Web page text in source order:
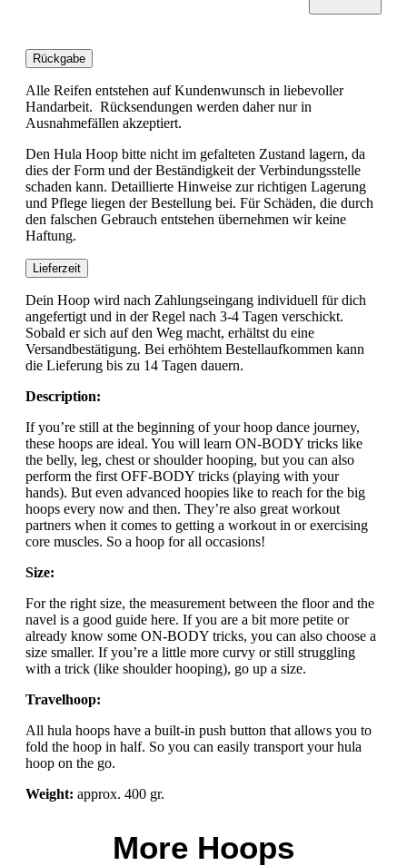
Rückgabe
Alle Reifen entstehen auf Kundenwunsch in liebevoller
Handarbeit. Rücksendungen werden daher nur in
Ausnahmefällen akzeptiert.
Den Hula Hoop bitte nicht im gefalteten Zustand lagern, da
dies der Form und der Beständigkeit der Verbindungsstelle
schaden kann. Detaillierte Hinweise zur richtigen Lagerung
und Pflege liegen der Bestellung bei. Für Schäden, die durch
den falschen Gebrauch entstehen übernehmen wir keine
Haftung.
Lieferzeit
Dein Hoop wird nach Zahlungseingang individuell für dich
angefertigt und in der Regel nach 3-4 Tagen verschickt.
Sobald er sich auf den Weg macht, erhältst du eine
Versandbestätigung. Bei erhöhtem Bestellaufkommen kann
die Lieferung bis zu 14 Tagen dauern.
Description:
If you’re still at the beginning of your hoop dance journey,
these hoops are ideal. You will learn ON-BODY tricks like
the belly, leg, chest or shoulder hooping, but you can also
perform the first OFF-BODY tricks (playing with your
hands). But even advanced hoopies like to reach for the big
hoops every now and then. They’re also great workout
partners when it comes to getting a workout in or exercising
core muscles. So a hoop for all occasions!
Size:
For the right size, the measurement between the floor and the
navel is a good guide here. If you are a bit more petite or
already know some ON-BODY tricks, you can also choose a
size smaller. If you’re a little more curvy or still struggling
with a trick (like shoulder hooping), go up a size.
Travelhoop:
All hula hoops have a built-in push button that allows you to
fold the hoop in half. So you can easily transport your hula
hoop on the go.
Weight: approx. 400 gr.
More Hoops